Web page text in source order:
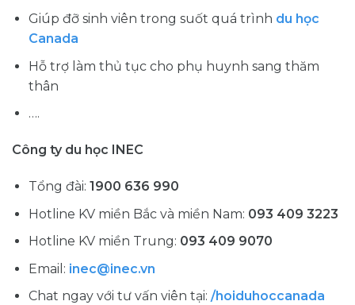
Giúp đỡ sinh viên trong suốt quá trình du học
Canada
Hỗ trợ làm thủ tục cho phụ huynh sang thăm
thân
….
Công ty du học INEC
Tổng đài: 1900 636 990
Hotline KV miền Bắc và miền Nam: 093 409 3223
Hotline KV miền Trung: 093 409 9070
Email: inec@inec.vn
Chat ngay với tư vấn viên tại: /hoiduhoccanada